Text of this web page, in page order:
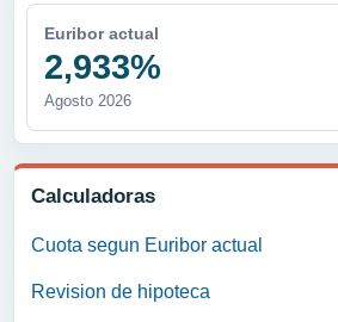
Euribor actual
2,933%
Agosto 2026
Calculadoras
Cuota segun Euribor actual
Revision de hipoteca